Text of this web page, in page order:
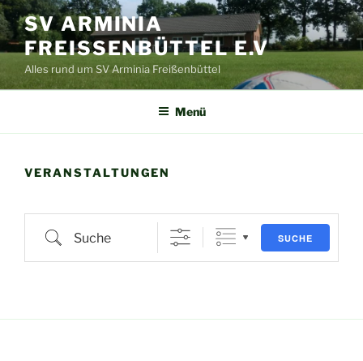
Zum
Inhalt
springen
SV ARMINIA
FREISSENBÜTTEL E.V
Alles rund um SV Arminia Freißenbüttel
Menü
VERANSTALTUNGEN
Suche SUCHE